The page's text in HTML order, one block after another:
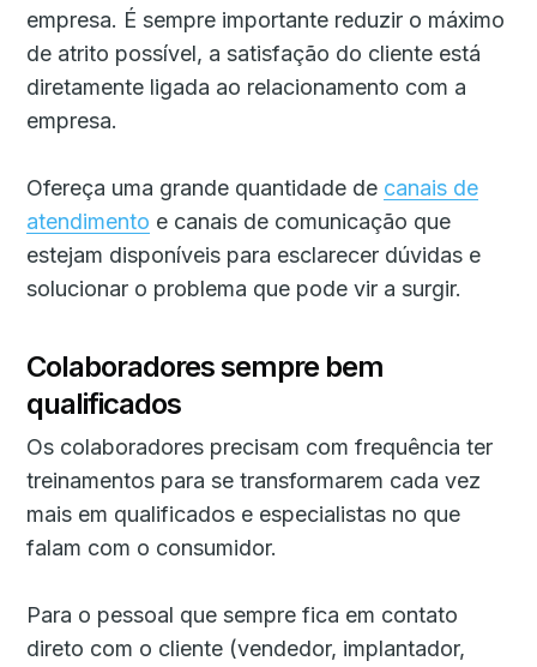
empresa. É sempre importante reduzir o máximo
de atrito possível, a satisfação do cliente está
diretamente ligada ao relacionamento com a
empresa.
Ofereça uma grande quantidade de canais de
atendimento e canais de comunicação que
estejam disponíveis para esclarecer dúvidas e
solucionar o problema que pode vir a surgir.
Colaboradores sempre bem
qualificados
Os colaboradores precisam com frequência ter
treinamentos para se transformarem cada vez
mais em qualificados e especialistas no que
falam com o consumidor.
Para o pessoal que sempre fica em contato
direto com o cliente (vendedor, implantador,